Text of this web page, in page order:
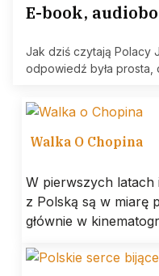
E-book,
Jak dziś czytają Polacy
odpowiedź była prosta,
Walka O Chopina
W pierwszych latach
z Polską są w miarę
głównie w